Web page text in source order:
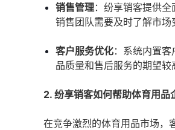
销售管理：纷享销客提供
销售团队需要及时了解市场
客户服务优化：系统内置
品质量和售后服务的期望较
2. 纷享销客如何帮助体育用品
在竞争激烈的体育用品市场，